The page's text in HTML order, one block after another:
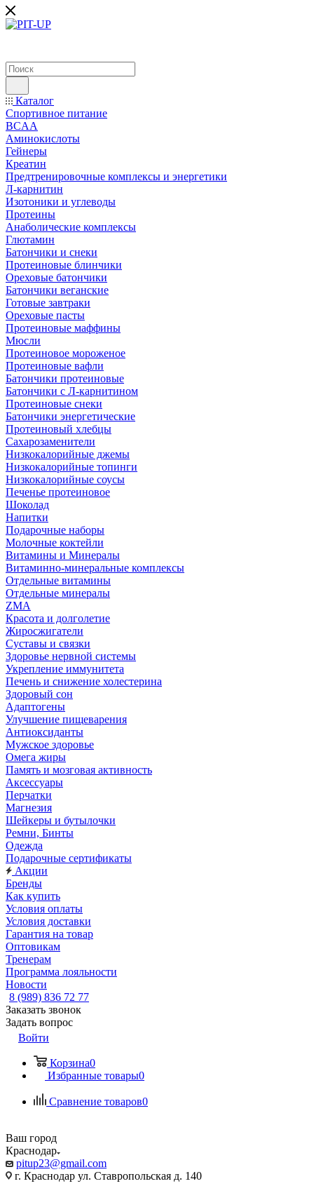
Каталог
Спортивное питание
BCAA
Аминокислоты
Гейнеры
Креатин
Предтренировочные комплексы и энергетики
Л-карнитин
Изотоники и углеводы
Протеины
Анаболические комплексы
Глютамин
Батончики и снеки
Протеиновые блинчики
Ореховые батончики
Батончики веганские
Готовые завтраки
Ореховые пасты
Протеиновые маффины
Мюсли
Протеиновое мороженое
Протеиновые вафли
Батончики протеиновые
Батончики с Л-карнитином
Протеиновые снеки
Батончики энергетические
Протеиновый хлебцы
Сахарозаменители
Низкокалорийные джемы
Низкокалорийные топинги
Низкокалорийные соусы
Печенье протеиновое
Шоколад
Напитки
Подарочные наборы
Молочные коктейли
Витамины и Минералы
Витаминно-минеральные комплексы
Отдельные витамины
Отдельные минералы
ZMA
Красота и долголетие
Жиросжигатели
Суставы и связки
Здоровье нервной системы
Укрепление иммунитета
Печень и снижение холестерина
Здоровый сон
Адаптогены
Улучшение пищеварения
Антиоксиданты
Мужское здоровье
Омега жиры
Память и мозговая активность
Аксессуары
Перчатки
Магнезия
Шейкеры и бутылочки
Ремни, Бинты
Одежда
Подарочные сертификаты
Акции
Бренды
Как купить
Условия оплаты
Условия доставки
Гарантия на товар
Оптовикам
Тренерам
Программа лояльности
Новости
8 (989) 836 72 77
Заказать звонок
Задать вопрос
Войти
Корзина0
Избранные товары0
Сравнение товаров0
Ваш город
Краснодар
pitup23@gmail.com
г. Краснодар ул. Ставропольская д. 140